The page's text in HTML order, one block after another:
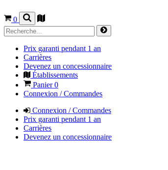
0
Prix garanti pendant 1 an
Carrières
Devenez un concessionnaire
Établissements
Panier0
Connexion / Commandes
Connexion / Commandes
Prix garanti pendant 1 an
Carrières
Devenez un concessionnaire